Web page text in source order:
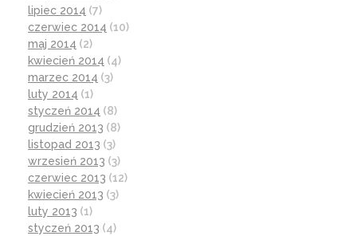
lipiec 2014 (7)
czerwiec 2014 (10)
maj 2014 (2)
kwiecień 2014 (4)
marzec 2014 (3)
luty 2014 (1)
styczeń 2014 (8)
grudzień 2013 (8)
listopad 2013 (3)
wrzesień 2013 (3)
czerwiec 2013 (12)
kwiecień 2013 (3)
luty 2013 (1)
styczeń 2013 (4)